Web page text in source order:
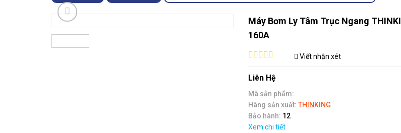
Máy Bơm Ly Tâm Trục Ngang
160A
out
of
5
Viết nhận xét
Liên Hệ
Mã sản phẩm:
Hãng sản xuất: THINKING
Bảo hành: 12
Xem chi tiết